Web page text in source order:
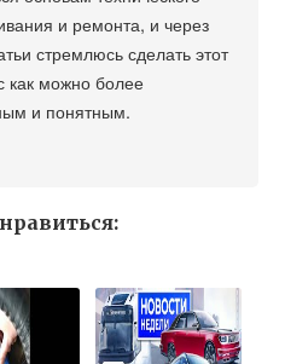
и ремонта, и через
стремлюсь сделать этот
как можно более
и понятным.